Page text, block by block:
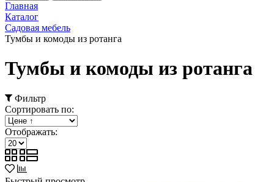
Главная
Каталог
Садовая мебель
Тумбы и комоды из ротанга
Тумбы и комоды из ротанга
Фильтр
Сортировать по:
Отображать: